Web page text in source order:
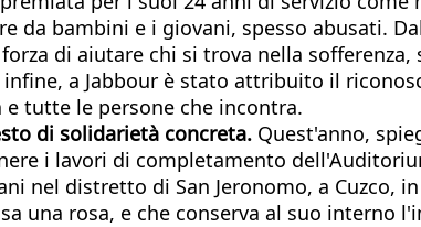
da bambini e i giovani, spesso abusati.
di aiutare chi si trova nella
a Jabbour è stato attribuito il
tutte le persone che incontra.
di solidarietà concreta. Quest'anno,
i lavori di completamento
nel distretto di San Jeronomo, a Cuzco,
una rosa, e che conserva al suo interno